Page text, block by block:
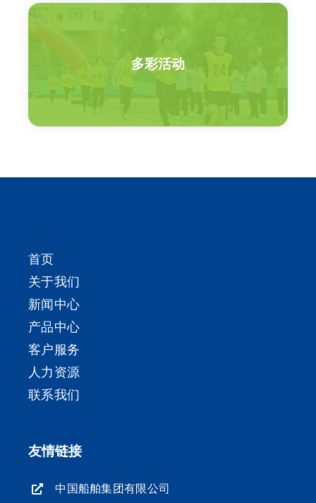
多彩活动
首页
关于我们
新闻中心
产品中心
客户服务
人力资源
联系我们
友情链接
中国船舶集团有限公司